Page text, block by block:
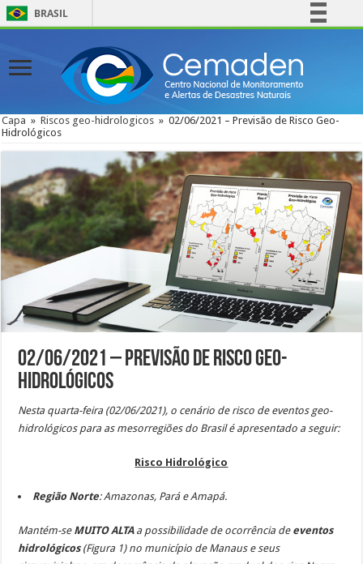
BRASIL
Comunica BR
Participe
Acesso à informação
Canais
Capa » Riscos geo-hidrologicos » 02/06/2021 – Previsão de Risco Geo-
Hidrológicos
02/06/2021 – Previsão de Risco Geo-
Hidrológicos
Nesta quarta-feira (02/06/2021), o cenário de risco de eventos geo-
hidrológicos para as mesorregiões do Brasil é apresentado a seguir:
Risco Hidrológico
Região Norte: Amazonas, Pará e Amapá.
Mantém-se MUITO ALTA a possibilidade de ocorrência de eventos
hidrológicos(Figura 1) no município de Manaus e seus